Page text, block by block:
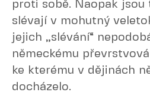
proti sobě. Naopak jsou
slévají v mohutný
jejich „slévání“
německému
ke kterému v dějinách
docházelo.